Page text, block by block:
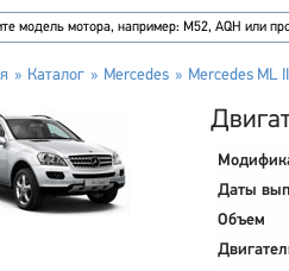
Каталог Mercedes Mercedes ML II
Даты
Объем